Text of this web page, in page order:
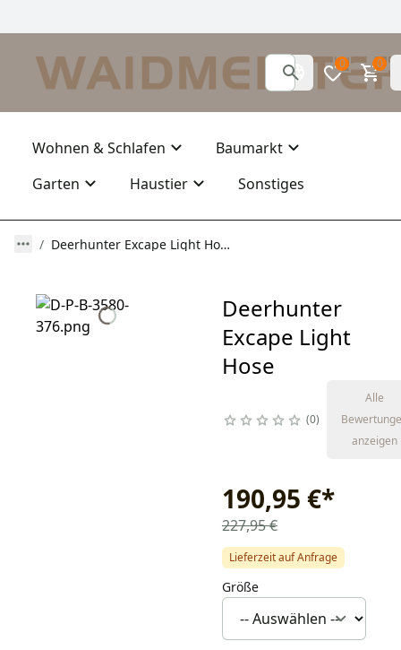
0 0
Wohnen & Schlafen
Baumarkt
Garten
Haustier Sonstiges
Deerhunter Excape Light Hose
Deerhunter
Excape Light
Hose
0
Alle
anzeigen
190,95 €*
227,95 €
Lieferzeit auf Anfrage
Größe